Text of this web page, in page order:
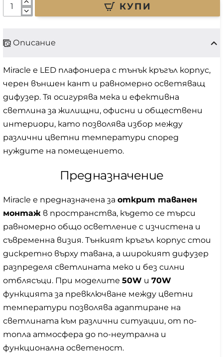
КУПИ
Описание
Miracle е LED плафониера с тънък кръгъл корпус,
черен външен кант и равномерно осветяващ
дифузер. Тя осигурява мека и ефективна
светлина за жилищни, офисни и обществени
интериори, като позволява избор между
различни цветни температури според
нуждите на помещението.
Предназначение
Miracle е предназначена за открит таванен
монтаж в пространства, където се търси
равномерно общо осветление с изчистена и
съвременна визия. Тънкият кръгъл корпус стои
дискретно върху тавана, а широкият дифузер
разпределя светлината меко и без силни
отблясъци. При моделите 50W и 70W
функцията за превключване между цветни
температури позволява адаптиране на
светлината към различни ситуации, от по-
топла атмосфера до по-неутрална и
функционална осветеност.